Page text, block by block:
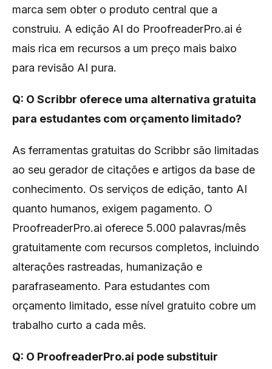
marca sem obter o produto central que a
construiu. A edição AI do ProofreaderPro.ai é
mais rica em recursos a um preço mais baixo
para revisão AI pura.
Q: O Scribbr oferece uma alternativa gratuita
para estudantes com orçamento limitado?
As ferramentas gratuitas do Scribbr são limitadas
ao seu gerador de citações e artigos da base de
conhecimento. Os serviços de edição, tanto AI
quanto humanos, exigem pagamento. O
ProofreaderPro.ai oferece 5.000 palavras/mês
gratuitamente com recursos completos, incluindo
alterações rastreadas, humanização e
parafraseamento. Para estudantes com
orçamento limitado, esse nível gratuito cobre um
trabalho curto a cada mês.
Q: O ProofreaderPro.ai pode substituir